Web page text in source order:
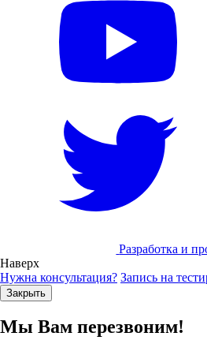
Разработка и
Наверх
Нужна консультация? Запись на
Закрыть
Мы Вам перезвоним!